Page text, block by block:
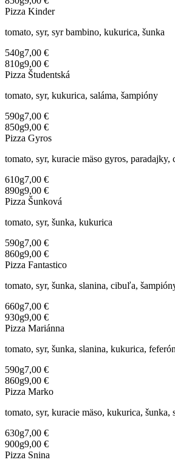
Pizza Kinder
tomato, syr, syr bambino, kukurica, šunka
540g7,00 €
810g9,00 €
Pizza Študentská
tomato, syr, kukurica, saláma, šampióny
590g7,00 €
850g9,00 €
Pizza Gyros
tomato, syr, kuracie mäso gyros, paradajky,
610g7,00 €
890g9,00 €
Pizza Šunková
tomato, syr, šunka, kukurica
590g7,00 €
860g9,00 €
Pizza Fantastico
tomato, syr, šunka, slanina, cibuľa,
660g7,00 €
930g9,00 €
Pizza Mariánna
tomato, syr, šunka, slanina, kukurica,
590g7,00 €
860g9,00 €
Pizza Marko
tomato, syr, kuracie mäso, kukurica, šunka,
630g7,00 €
900g9,00 €
Pizza Snina